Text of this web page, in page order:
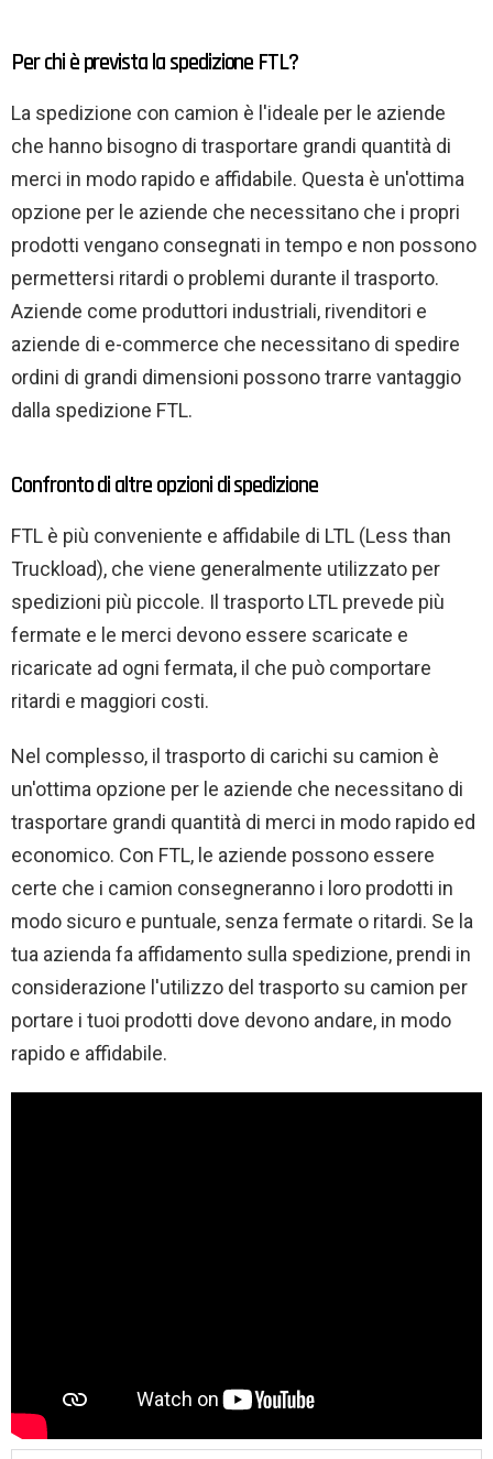
Per chi è prevista la spedizione FTL?
La spedizione con camion è l'ideale per le aziende
che hanno bisogno di trasportare grandi quantità di
merci in modo rapido e affidabile. Questa è un'ottima
opzione per le aziende che necessitano che i propri
prodotti vengano consegnati in tempo e non possono
permettersi ritardi o problemi durante il trasporto.
Aziende come produttori industriali, rivenditori e
aziende di e-commerce che necessitano di spedire
ordini di grandi dimensioni possono trarre vantaggio
dalla spedizione FTL.
Confronto di altre opzioni di spedizione
FTL è più conveniente e affidabile di LTL (Less than
Truckload), che viene generalmente utilizzato per
spedizioni più piccole. Il trasporto LTL prevede più
fermate e le merci devono essere scaricate e
ricaricate ad ogni fermata, il che può comportare
ritardi e maggiori costi.
Nel complesso, il trasporto di carichi su camion è
un'ottima opzione per le aziende che necessitano di
trasportare grandi quantità di merci in modo rapido ed
economico. Con FTL, le aziende possono essere
certe che i camion consegneranno i loro prodotti in
modo sicuro e puntuale, senza fermate o ritardi. Se la
tua azienda fa affidamento sulla spedizione, prendi in
considerazione l'utilizzo del trasporto su camion per
portare i tuoi prodotti dove devono andare, in modo
rapido e affidabile.